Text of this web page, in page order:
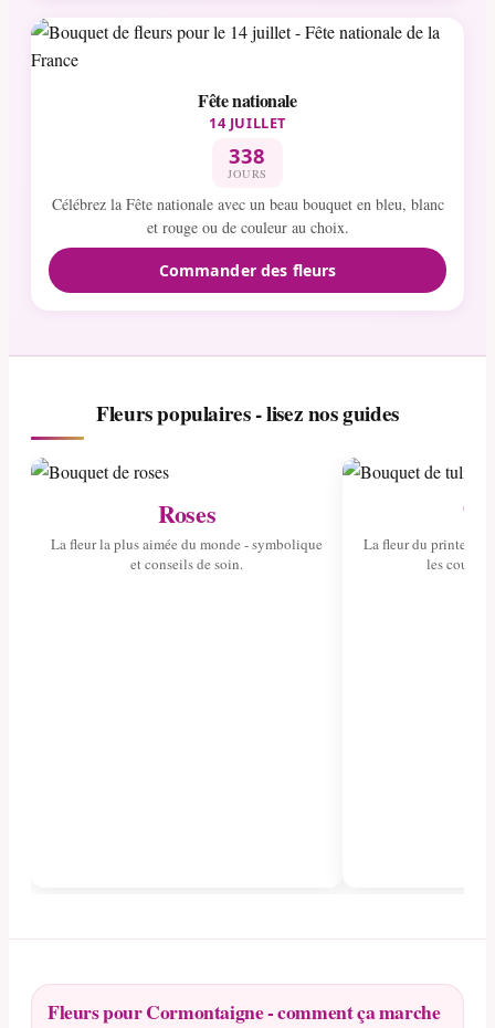
Fête nationale
14 JUILLET
338
JOURS
Célébrez la Fête nationale avec un beau bouquet en bleu, blanc
et rouge ou de couleur au choix.
Commander des fleurs
Fleurs populaires - lisez nos guides
Roses
La fleur la plus aimée du monde - symbolique
et conseils de soin.
La fleur du
les
Fleurs pour Cormontaigne - comment ça marche